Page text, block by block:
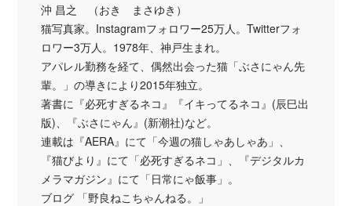
沖 昌之 （おき まさゆき）
猫写真家。Instagramフォロワー25万人。Twitterフォ
ロワー3万人。1978年、神戸生まれ。
アパレル勤務を経て、偶然出会った猫「ぶさにゃん先
輩。」の導きにより2015年独立。
著書に『必死すぎるネコ』『イキってるネコ』(辰巳出
版)、『ぶさにゃん』(新潮社)など。
連載は『AERA』にて「今週の猫しゃあしゃあ」、
『猫びより』にて「必死すぎるネコ」、『デジタルカ
メラマガジン』にて「日常にゃ飯事」。
ブログ 「野良ねこちゃんねる。」